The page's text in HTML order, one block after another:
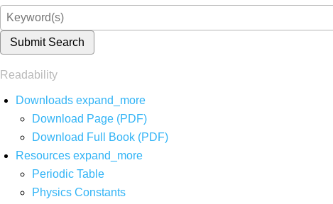
Submit Search
Readability
Downloads expand_more
Download Page (PDF)
Download Full Book (PDF)
Resources expand_more
Periodic Table
Physics Constants